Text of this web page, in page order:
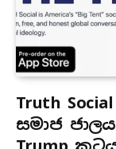
Truth
සමාජ